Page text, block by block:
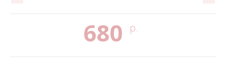
680 р.